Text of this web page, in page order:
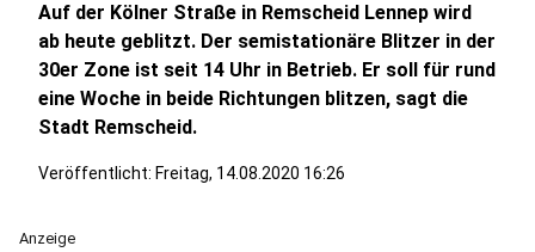
Auf der Kölner Straße in Remscheid Lennep wird
ab heute geblitzt. Der semistationäre Blitzer in der
30er Zone ist seit 14 Uhr in Betrieb. Er soll für rund
eine Woche in beide Richtungen blitzen, sagt die
Stadt Remscheid.
Veröffentlicht: Freitag, 14.08.2020 16:26
Anzeige